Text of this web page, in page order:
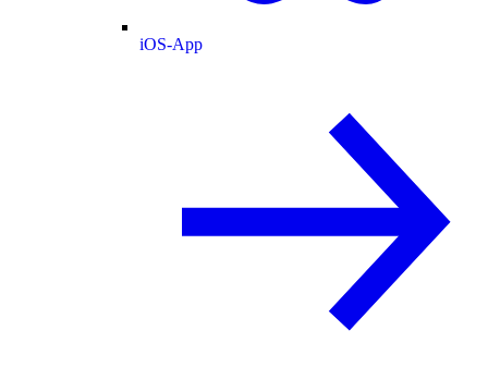
iOS-App